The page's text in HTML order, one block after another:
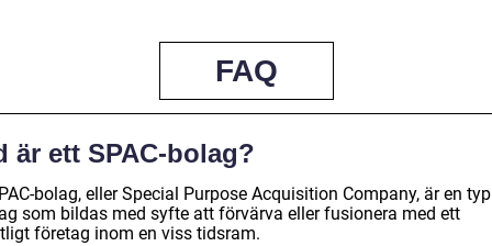
FAQ
är ett SPAC-bolag?
bolag, eller Special Purpose Acquisition Company, är en
som bildas med syfte att förvärva eller fusionera med ett
företag inom en viss tidsram.